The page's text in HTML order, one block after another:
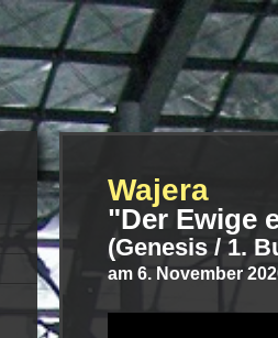
Wajera
"Der Ewige
(Genesis / 1.
am 6. November